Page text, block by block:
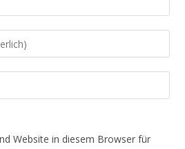
Website in diesem Browser für